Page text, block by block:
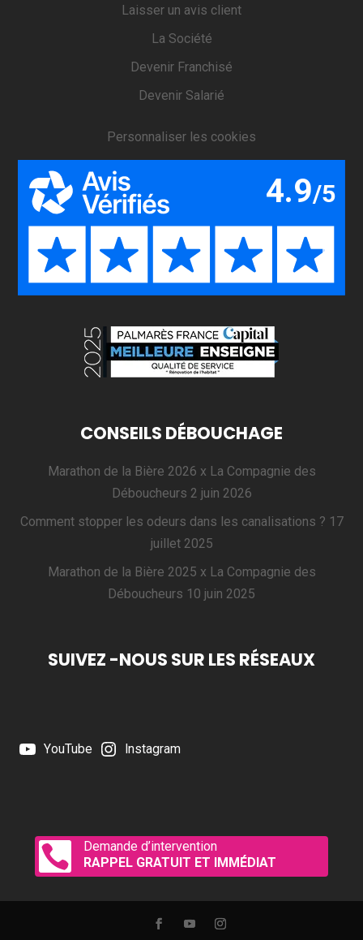
Laisser un avis client
La Société
Devenir Franchisé
Devenir Salarié
Personnaliser les cookies
CONSEILS DÉBOUCHAGE
Marathon de la Bière 2026 x La Compagnie des
Déboucheurs 2 juin 2026
Comment stopper les odeurs dans les canalisations ? 17
juillet 2025
Marathon de la Bière 2025 x La Compagnie des
Déboucheurs 10 juin 2025
SUIVEZ -NOUS SUR LES RÉSEAUX
YouTube Instagram

Demande d’intervention
RAPPEL GRATUIT ET IMMÉDIAT